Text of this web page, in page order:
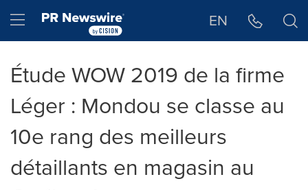
Hamburger menu EN
Étude WOW 2019 de la firme
Léger : Mondou se classe au
10e rang des meilleurs
détaillants en magasin au